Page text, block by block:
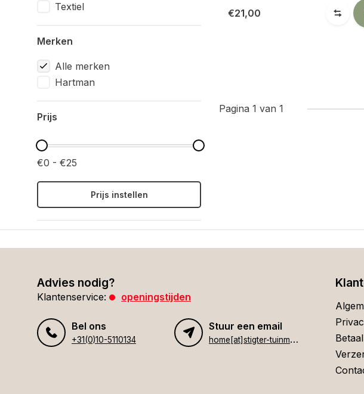
Textiel
Merken
Alle merken
Hartman
Prijs
€0 - €25
Prijs instellen
€21,00
Pagina 1 van 1
Advies nodig?
Klantenservice: openingstijden
Bel ons
+31(0)10-5110134
Stuur een email
h
ome[at]stigter-tuinmeubelen.nl